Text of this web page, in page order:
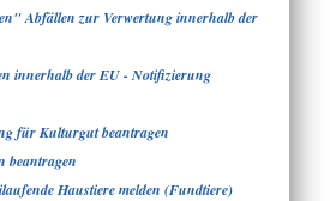
Abfällen zur Verwertung innerhalb der
innerhalb der EU - Notifizierung
für Kulturgut beantragen
beantragen
Haustiere melden (Fundtiere)